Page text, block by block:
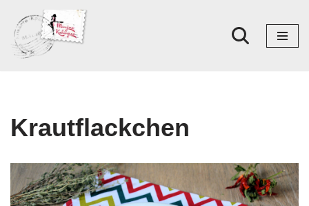
Skoči
na
Krautflackchen